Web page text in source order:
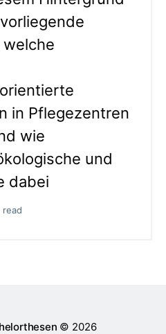
welche
in Pflegezentren
wie
und
dabei
read
© 2026